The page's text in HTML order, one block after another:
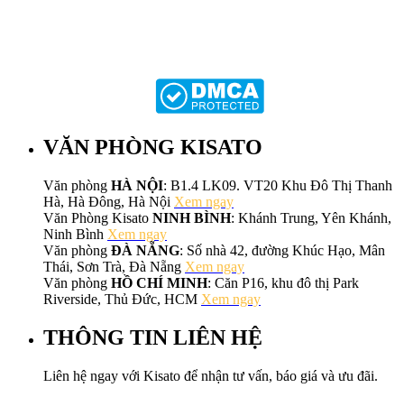
VĂN PHÒNG KISATO
Văn phòng HÀ NỘI: B1.4 LK09. VT20 Khu Đô Thị Thanh
Hà, Hà Đông, Hà Nội Xem ngay
Văn Phòng Kisato NINH BÌNH: Khánh Trung, Yên Khánh,
Ninh Bình Xem ngay
Văn phòng ĐÀ NẴNG: Số nhà 42, đường Khúc Hạo, Mân
Thái, Sơn Trà, Đà Nẵng Xem ngay
Văn phòng HỒ CHÍ MINH: Căn P16, khu đô thị Park
Riverside, Thủ Đức, HCM Xem ngay
THÔNG TIN LIÊN HỆ
Liên hệ ngay với Kisato để nhận tư vấn, báo giá và ưu đãi.